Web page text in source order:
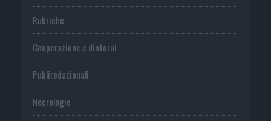
Rubriche
Cooperazione e dintorni
Publiredazionali
Necrologie